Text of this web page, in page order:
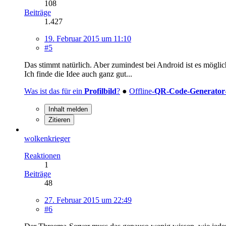
108
Beiträge
1.427
19. Februar 2015 um 11:10
#5
Das stimmt natürlich. Aber zumindest bei Android ist es
Ich finde die Idee auch ganz gut...
Was ist das für ein Profilbild? ● Offline-QR-Code-Generator
Inhalt melden
Zitieren
wolkenkrieger
Reaktionen
1
Beiträge
48
27. Februar 2015 um 22:49
#6